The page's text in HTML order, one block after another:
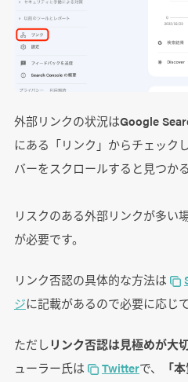
外部リンクの状況はGoogle
にある「リンク」からチェック
バーをスクロールすると見つか
リスクのある外部リンクが多い
が必要です。
リンク否認の具体的な方法は
ジに記載があるので必要に応じ
ただしリンク否認は見極めが大切
ューラー氏は
Twitterで、
「